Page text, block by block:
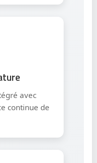
avec
continue de